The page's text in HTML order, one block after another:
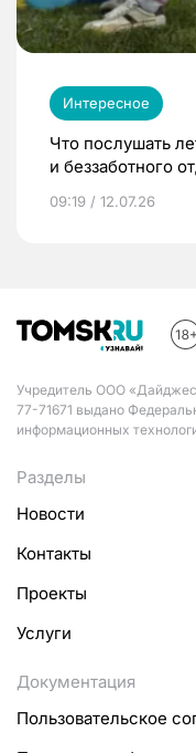
Интересное
Что послушать
и беззаботного
09:19 / 12.07.26
Учредитель ООО
77-71671 выдано
информационных
Разделы
Новости
Контакты
Проекты
Услуги
Документация
Пользовательское